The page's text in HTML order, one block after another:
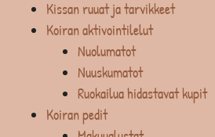
Kissan ruuat ja tarvikkeet
Koiran aktivointilelut
Nuolumatot
Nuuskumatot
Ruokailua hidastavat kupit
Koiran pedit